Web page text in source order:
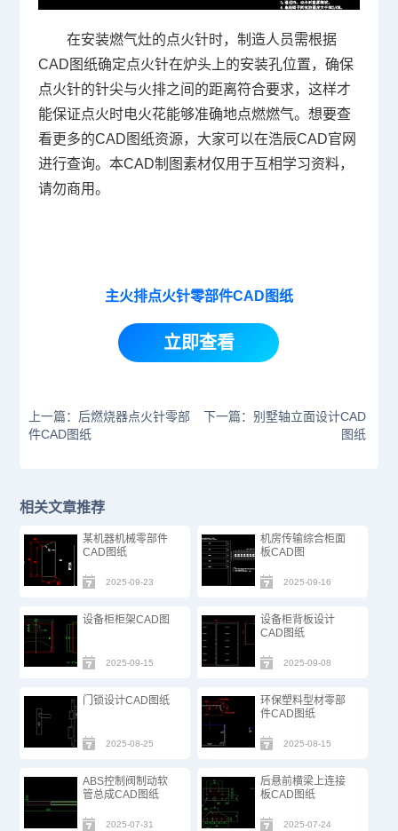
在安装燃气灶的点火针时，制造人员需根据
CAD图纸确定点火针在炉头上的安装孔位置，确保
点火针的针尖与火排之间的距离符合要求，这样才
能保证点火时电火花能够准确地点燃燃气。想要查
看更多的CAD图纸资源，大家可以在浩辰CAD官网
进行查询。本CAD制图素材仅用于互相学习资料，
请勿商用。
主火排点火针零部件CAD图纸
立即查看
上一篇：后燃烧器点火针零部
件CAD图纸
下一篇：别墅轴立面设计CAD
图纸
相关文章推荐
某机器机械零部件
CAD图纸
2025-09-23
机房传输综合柜面
板CAD图
2025-09-16
设备柜柜架CAD图
2025-09-15
设备柜背板设计
CAD图纸
2025-09-08
门锁设计CAD图纸
2025-08-25
环保塑料型材零部
件CAD图纸
2025-08-15
ABS控制阀制动软
管总成CAD图纸
2025-07-31
后悬前横梁上连接
板CAD图纸
2025-07-24